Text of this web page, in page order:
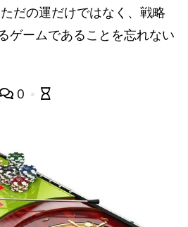
だの運だけではなく、戦略
ゲームであることを忘れない
0